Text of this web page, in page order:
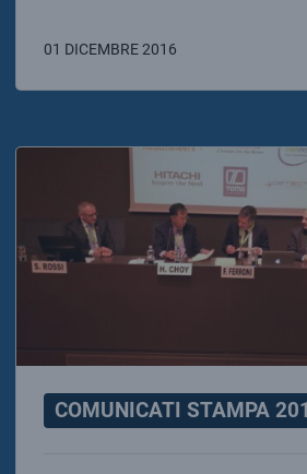
01 DICEMBRE 2016
COMUNICATI STAMPA